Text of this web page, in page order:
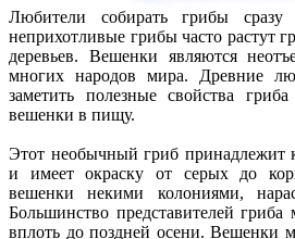
Любители собирать грибы
неприхотливые грибы часто растут
деревьев. Вешенки являются
многих народов мира. Древние
заметить полезные свойства
вешенки в пищу.
Этот необычный гриб принадлежит
и имеет окраску от серых до
вешенки некими колониями,
Большинство представителей
вплоть до поздней осени. Вешенки